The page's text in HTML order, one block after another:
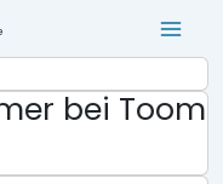
bei Toom